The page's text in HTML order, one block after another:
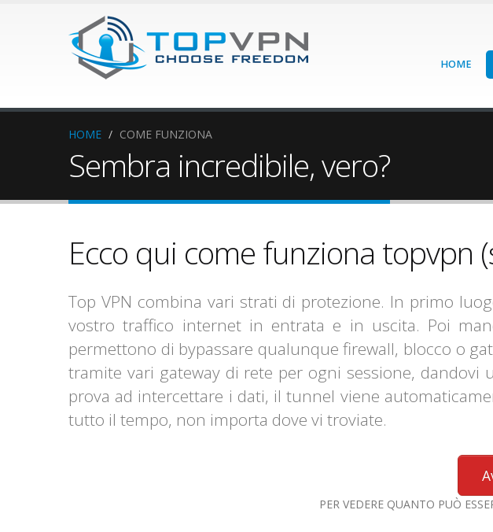
HOME
HOME / COME FUNZIONA
Sembra incredibile, vero?
Ecco qui come funziona topvpn
Top VPN combina vari strati di protezione. In primo
vostro traffico internet in entrata e in uscita. Poi
permettono di bypassare qualunque firewall, blocco o
tramite vari gateway di rete per ogni sessione,
prova ad intercettare i dati, il tunnel viene
tutto il tempo, non importa dove vi troviate.
PER VEDERE QUANTO PUÒ